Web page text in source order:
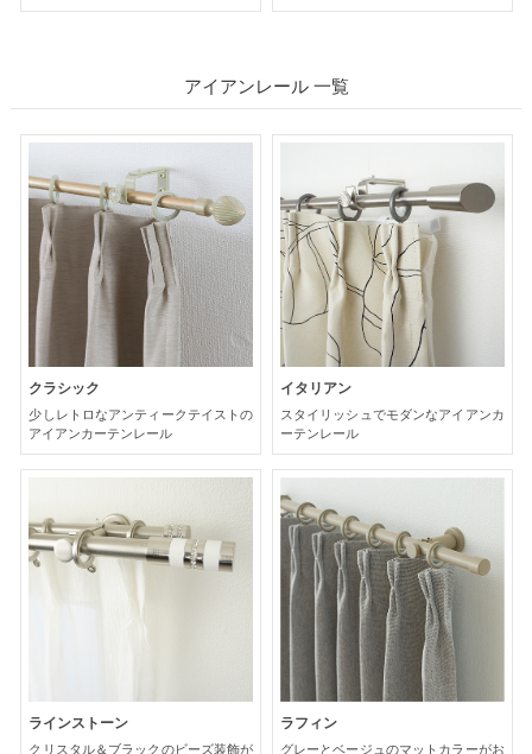
アイアンレール 一覧
クラシック
少しレトロなアンティークテイストの
アイアンカーテンレール
イタリアン
スタイリッシュでモダンなアイアンカ
ーテンレール
ラインストーン
クリスタル＆ブラックのビーズ装飾が
ラフィン
グレーとベージュのマットカラーがお